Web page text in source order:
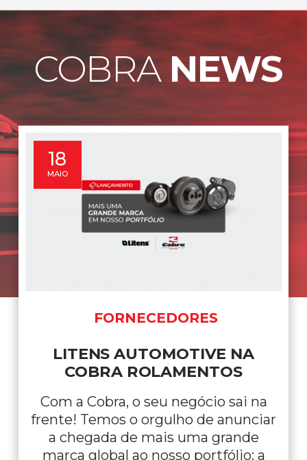
COBRA NEWS
18
MAIO
FORNECEDORES
LITENS AUTOMOTIVE NA
COBRA ROLAMENTOS
Com a Cobra, o seu negócio sai na
frente! Temos o orgulho de anunciar
a chegada de mais uma grande
marca global ao nosso portfólio: a